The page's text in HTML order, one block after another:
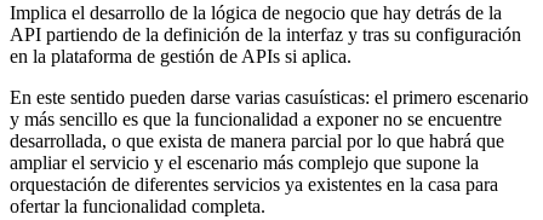
Implica el desarrollo de la lógica de negocio que hay detrás de la
API partiendo de la definición de la interfaz y tras su configuración
en la plataforma de gestión de APIs si aplica.
En este sentido pueden darse varias casuísticas: el primero escenario
y más sencillo es que la funcionalidad a exponer no se encuentre
desarrollada, o que exista de manera parcial por lo que habrá que
ampliar el servicio y el escenario más complejo que supone la
orquestación de diferentes servicios ya existentes en la casa para
ofertar la funcionalidad completa.